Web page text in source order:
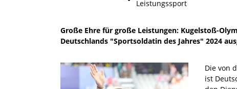
Leistungssport
Große Ehre für große Leistungen: Kugelstoß-
Deutschlands "Sportsoldatin des Jahres" 2024
Die von
ist